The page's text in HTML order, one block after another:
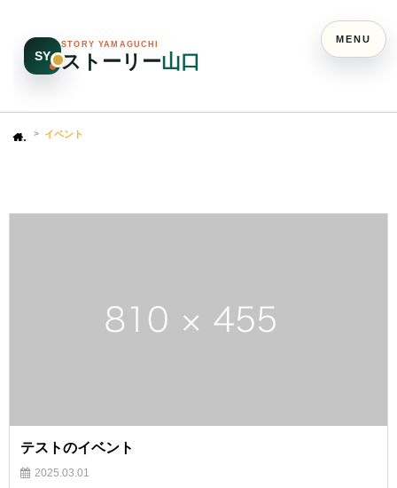
SY
STORY YAMAGUCHI
ストーリー山口
Home イベント
テストのイベント
2025.03.01
MENU